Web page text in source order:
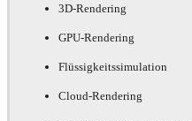
3D-Rendering
GPU-Rendering
Flüssigkeitssimulation
Cloud-Rendering